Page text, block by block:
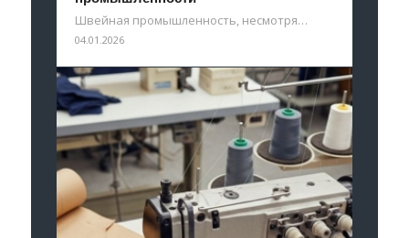
Швейная промышленность, несмотря…
04.01.2026